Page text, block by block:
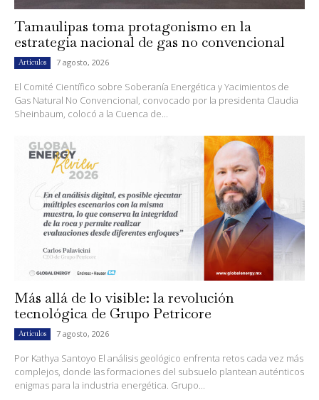
Tamaulipas toma protagonismo en la
estrategia nacional de gas no convencional
Artículos 7 agosto, 2026
El Comité Científico sobre Soberanía Energética y Yacimientos de
Gas Natural No Convencional, convocado por la presidenta Claudia
Sheinbaum, colocó a la Cuenca de...
Más allá de lo visible: la revolución
tecnológica de Grupo Petricore
Artículos 7 agosto, 2026
Por Kathya Santoyo El análisis geológico enfrenta retos cada vez más
complejos, donde las formaciones del subsuelo plantean auténticos
enigmas para la industria energética. Grupo...